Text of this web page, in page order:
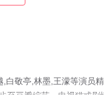
敬亭,林墨,王濛等演员